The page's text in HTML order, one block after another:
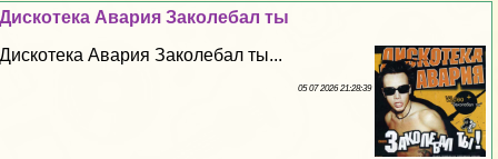
Дискотека Авария Заколeбaл ты
Дискотека Авария Заколeбaл ты...
05 07 2026 21:28:39